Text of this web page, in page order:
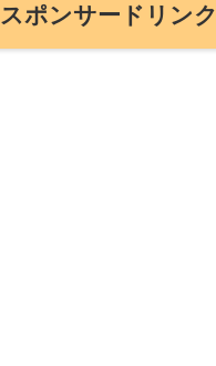
スポンサードリンク